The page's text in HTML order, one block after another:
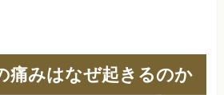
痛みはなぜ起きるのか